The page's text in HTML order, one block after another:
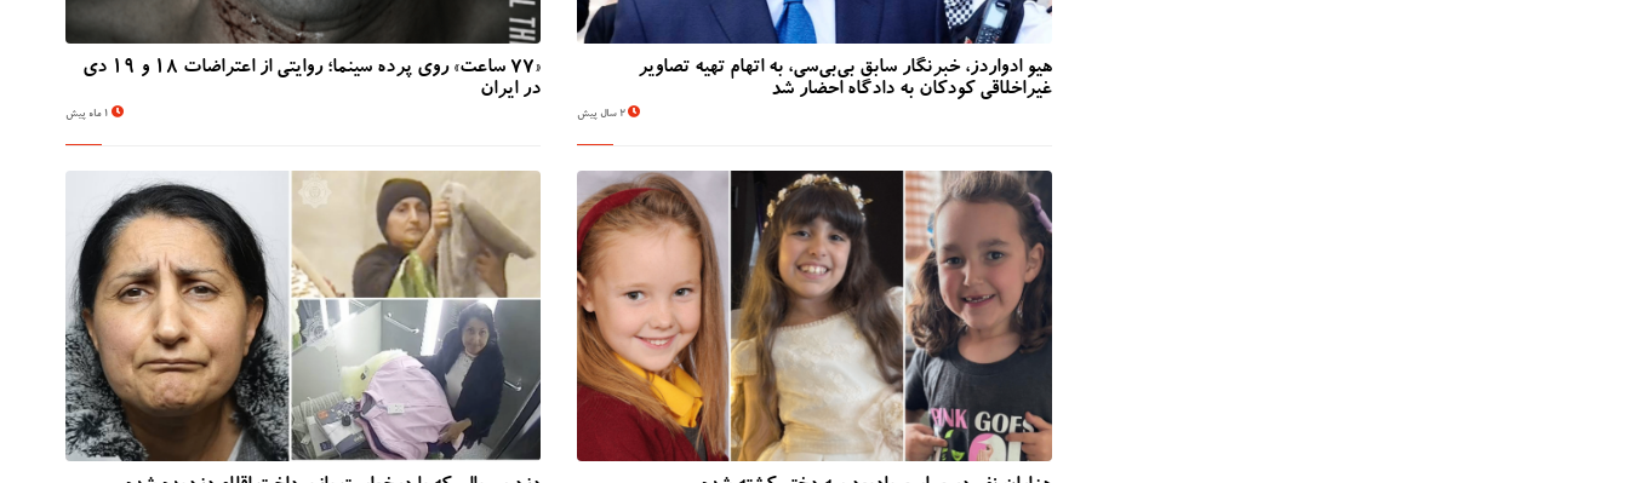
«۷۷ ساعت» روی پرده سینما؛ روایتی از اعتراضات ۱۸ و ۱۹ دی
در ایران
هیو ادواردز، خبرنگار سابق بی‌بی‌سی، به اتهام تهیه تصاویر
غیراخلاقی کودکان به دادگاه احضار شد
2 سال پیش